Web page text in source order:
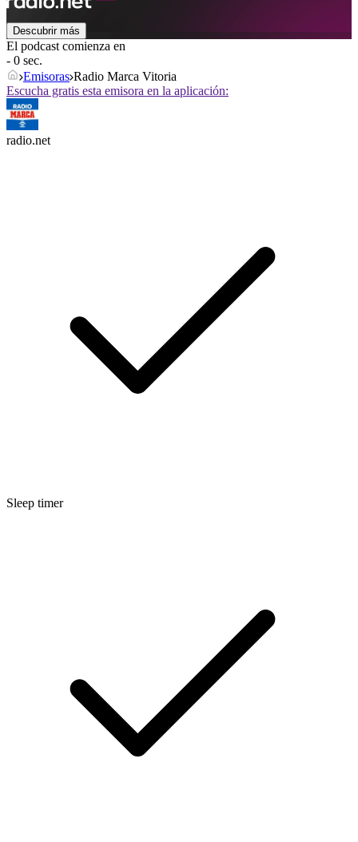
Descubrir más
El podcast comienza en
- 0 sec.
Emisoras Radio Marca Vitoria
Escucha gratis esta emisora en la aplicación:
radio.net
Sleep timer